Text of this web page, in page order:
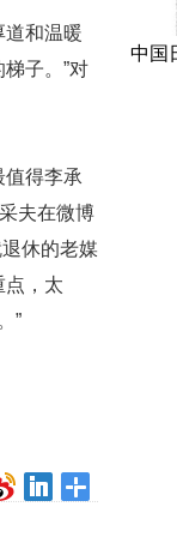
道和温暖
子。”对
值得李承
夫在微博
休的老媒
点，太
”
中国